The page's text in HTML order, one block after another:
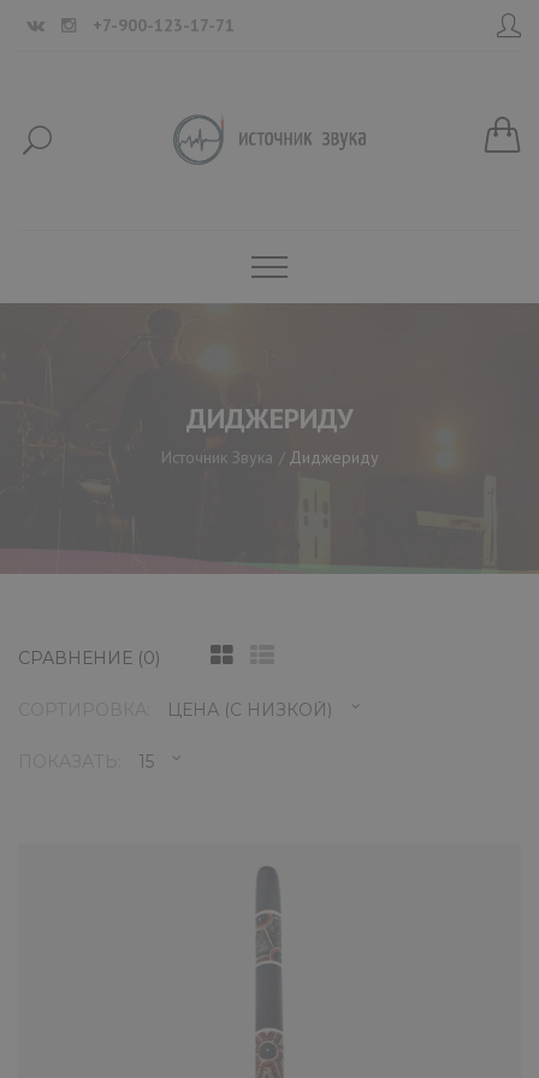
+7-900-123-17-71
ДИДЖЕРИДУ
Источник Звука Диджериду
СРАВНЕНИЕ (0)
украшен точечным этническим
рисунком.Пластиковые диджериду, кото..